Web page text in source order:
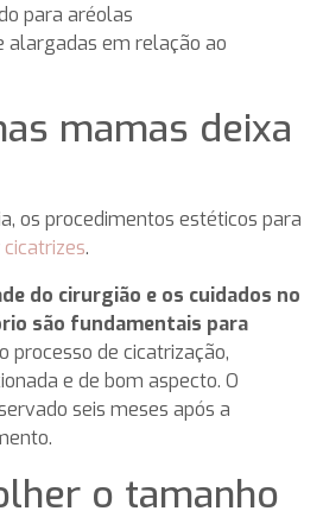
para aréolas
alargadas em relação ao
mamas deixa
os procedimentos estéticos para
cicatrizes.
do cirurgião e os cuidados no
são fundamentais para
processo de cicatrização,
e de bom aspecto. O
seis meses após a
o tamanho